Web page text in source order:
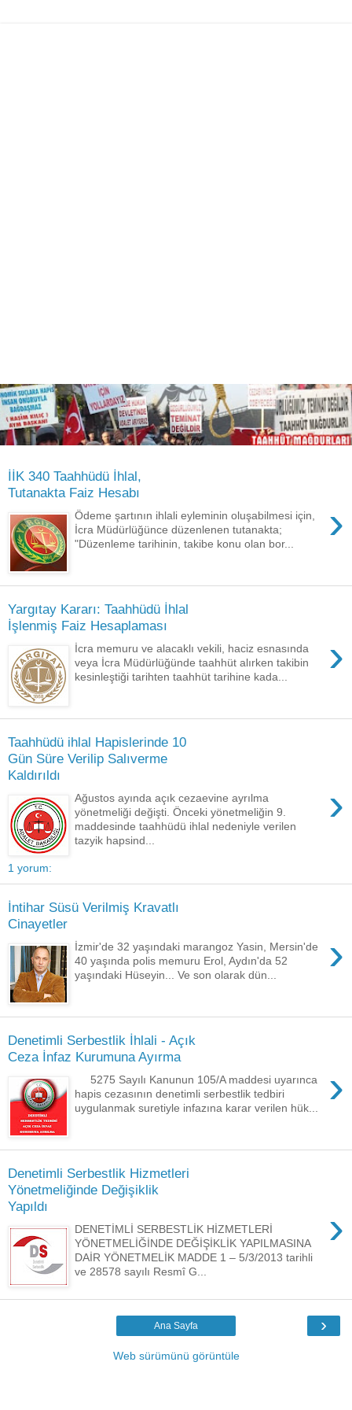
İİK 340 Taahhüdü İhlal,
Tutanakta Faiz Hesabı
›
Ödeme şartının ihlali eyleminin oluşabilmesi için,
İcra Müdürlüğünce düzenlenen tutanakta;
"Düzenleme tarihinin, takibe konu olan bor...
Yargıtay Kararı: Taahhüdü İhlal
İşlenmiş Faiz Hesaplaması
›
İcra memuru ve alacaklı vekili, haciz esnasında
veya İcra Müdürlüğünde taahhüt alırken takibin
kesinleştiği tarihten taahhüt tarihine kada...
Taahhüdü ihlal Hapislerinde 10
Gün Süre Verilip Salıverme
Kaldırıldı
›
Ağustos ayında açık cezaevine ayrılma
yönetmeliği değişti. Önceki yönetmeliğin 9.
maddesinde taahhüdü ihlal nedeniyle verilen
tazyik hapsind...
1 yorum:
İntihar Süsü Verilmiş Kravatlı
Cinayetler
›
İzmir'de 32 yaşındaki marangoz Yasin, Mersin'de
40 yaşında polis memuru Erol, Aydın'da 52
yaşındaki Hüseyin... Ve son olarak dün...
Denetimli Serbestlik İhlali - Açık
Ceza İnfaz Kurumuna Ayırma
›
5275 Sayılı Kanunun 105/A maddesi uyarınca
hapis cezasının denetimli serbestlik tedbiri
uygulanmak suretiyle infazına karar verilen hük...
Denetimli Serbestlik Hizmetleri
Yönetmeliğinde Değişiklik
Yapıldı
›
DENETİMLİ SERBESTLİK HİZMETLERİ
YÖNETMELİĞİNDE DEĞİŞİKLİK YAPILMASINA
DAİR YÖNETMELİK MADDE 1 – 5/3/2013 tarihli
ve 28578 sayılı Resmî G...
›
Ana Sayfa
Web sürümünü görüntüle